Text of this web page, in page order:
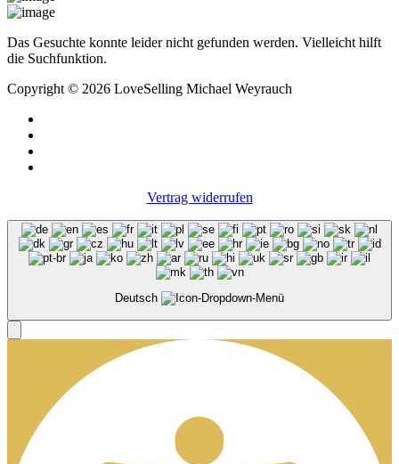
Das Gesuchte konnte leider nicht gefunden werden. Vielleicht hilft
die Suchfunktion.
Copyright © 2026 LoveSelling Michael Weyrauch
Vertrag widerrufen
Deutsch